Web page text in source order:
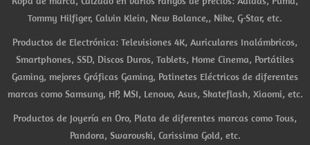
Tommy Hilfiger, Calvin Klein, New Balance,, Nike, G-Star, etc.
Productos de Electrónica: Televisiones 4K, Auriculares Inalámbricos,
Smartphones, SSD, Discos Duros, Tablets, Home Cinema, Portátiles
Gaming, mejores Gráficas Gaming, Patinetes Eléctricos de diferentes
marcas como Samsung, HP, MSI, Lenovo, Asus, Skateflash, Xiaomi, etc.
Productos de Joyería en Oro, Plata de diferentes marcas como Tous,
Pandora, Swarovski, Carissima Gold, etc.